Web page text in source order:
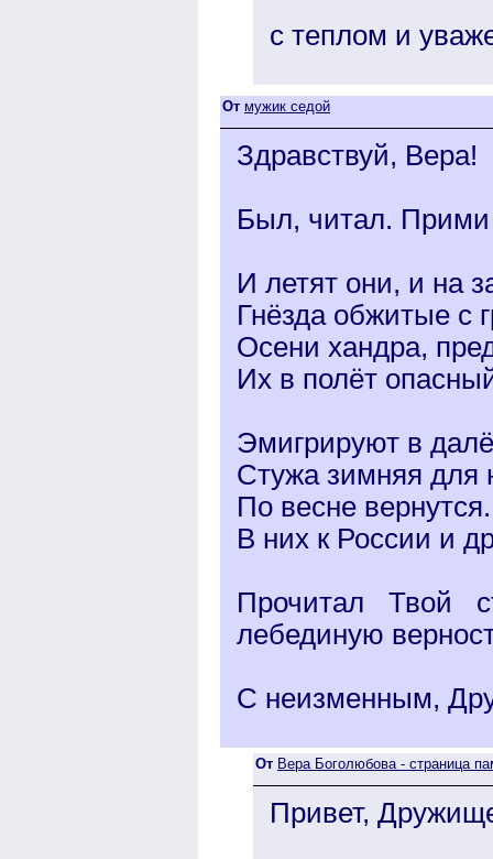
с теплом и
От мужик седой
Здравствуй, Вера!
Был, читал. Прими
И летят они, и на
Гнёзда обжитые с
Осени хандра,
Их в полёт
Эмигрируют в
Стужа зимняя для
По весне
В них к России и
Прочитал Твой
лебединую
С неизменным,
От Вера Боголюбова - страница
Привет,